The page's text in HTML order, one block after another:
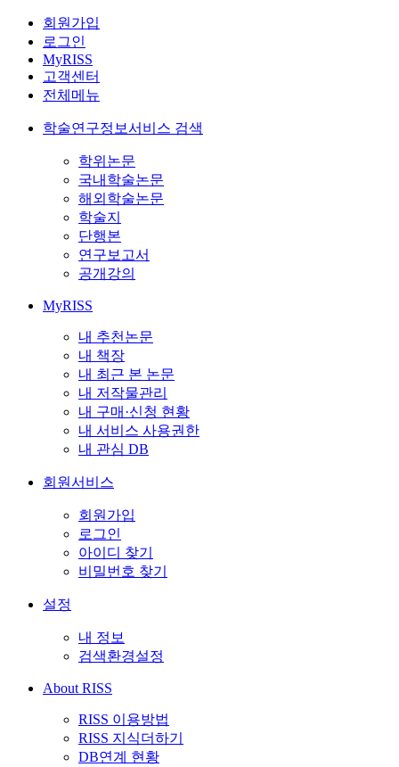
회원가입
로그인
MyRISS
고객센터
전체메뉴
학술연구정보서비스 검색
학위논문
국내학술논문
해외학술논문
학술지
단행본
연구보고서
공개강의
MyRISS
내 추천논문
내 책장
내 최근 본 논문
내 저작물관리
내 구매·신청 현황
내 서비스 사용권한
내 관심 DB
회원서비스
회원가입
로그인
아이디 찾기
비밀번호 찾기
설정
내 정보
검색환경설정
About RISS
RISS 이용방법
RISS 지식더하기
DB연계 현황